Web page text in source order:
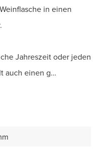
in einen
Jahreszeit oder jeden
auch einen g…